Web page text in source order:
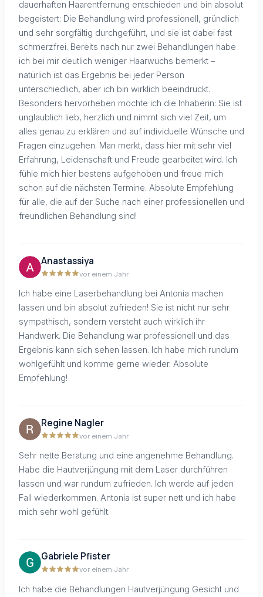
dauerhaften Haarentfernung entschieden und bin absolut
begeistert: Die Behandlung wird professionell, gründlich
und sehr sorgfältig durchgeführt, und sie ist dabei fast
schmerzfrei. Bereits nach nur zwei Behandlungen habe
ich bei mir deutlich weniger Haarwuchs bemerkt –
natürlich ist das Ergebnis bei jeder Person
unterschiedlich, aber ich bin wirklich beeindruckt.
Besonders hervorheben möchte ich die Inhaberin: Sie ist
unglaublich lieb, herzlich und nimmt sich viel Zeit, um
alles genau zu erklären und auf individuelle Wünsche und
Fragen einzugehen. Man merkt, dass hier mit sehr viel
Erfahrung, Leidenschaft und Freude gearbeitet wird. Ich
fühle mich hier bestens aufgehoben und freue mich
schon auf die nächsten Termine. Absolute Empfehlung
für alle, die auf der Suche nach einer professionellen und
freundlichen Behandlung sind!
Anastassiya
vor einem Jahr
Ich habe eine Laserbehandlung bei Antonia machen
lassen und bin absolut zufrieden! Sie ist nicht nur sehr
sympathisch, sondern versteht auch wirklich ihr
Handwerk. Die Behandlung war professionell und das
Ergebnis kann sich sehen lassen. Ich habe mich rundum
wohlgefühlt und komme gerne wieder. Absolute
Empfehlung!
Regine Nagler
vor einem Jahr
Sehr nette Beratung und eine angenehme Behandlung.
Habe die Hautverjüngung mit dem Laser durchführen
lassen und war rundum zufrieden. Ich werde auf jeden
Fall wiederkommen. Antonia ist super nett und ich habe
mich sehr wohl gefühlt.
Gabriele Pfister
vor einem Jahr
Ich habe die Behandlungen Hautverjüngung Gesicht und